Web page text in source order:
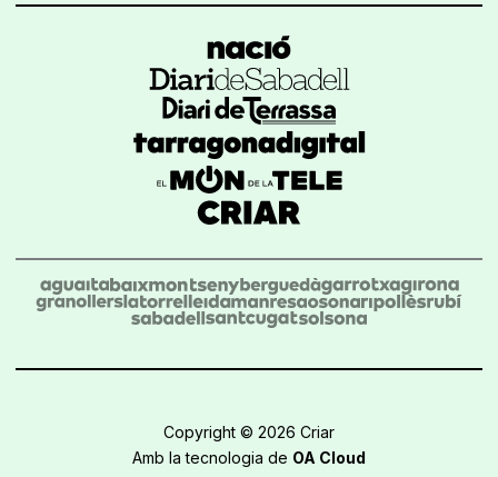
Copyright © 2026 Criar
Amb la tecnologia de OA Cloud